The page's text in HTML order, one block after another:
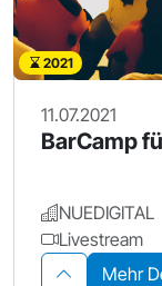
2021
11.07.2021
BarCamp
NUEDIGITAL
Livestream
Mehr